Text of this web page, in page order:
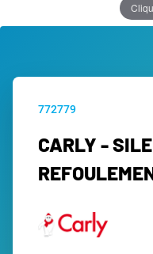
772779
CARLY -